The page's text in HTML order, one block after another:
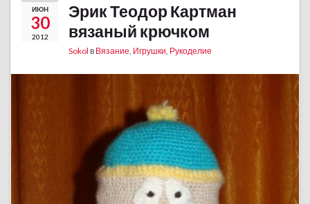
ИЮН
30
2012
Эрик Теодор Картман
вязаный крючком
Sokol в Вязание, Игрушки, Рукоделие